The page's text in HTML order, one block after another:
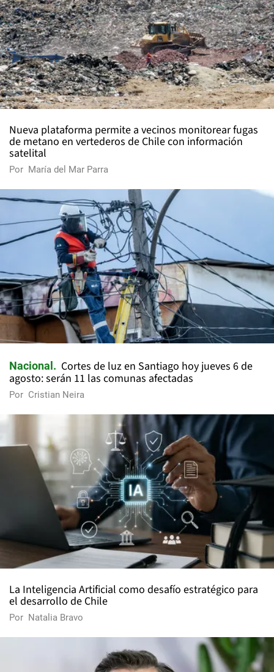
Nueva plataforma permite a vecinos monitorear fugas
de metano en vertederos de Chile con información
satelital
Por María del Mar Parra
Nacional
Cortes de luz en Santiago hoy jueves 6 de
agosto: serán 11 las comunas afectadas
Por Cristian Neira
La Inteligencia Artificial como desafío estratégico para
el desarrollo de Chile
Por Natalia Bravo